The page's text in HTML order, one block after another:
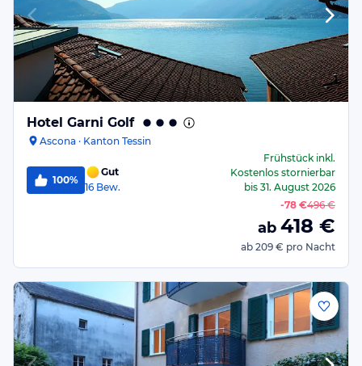
Hotel Garni Golf
Ascona · Kanton Tessin
100%
Gut
16 Bew.
Frühstückinkl.
Kostenlos stornierbar
bis 31. August 2026
-78 €496 €
ab 418 €
ab 209 € pro Nacht